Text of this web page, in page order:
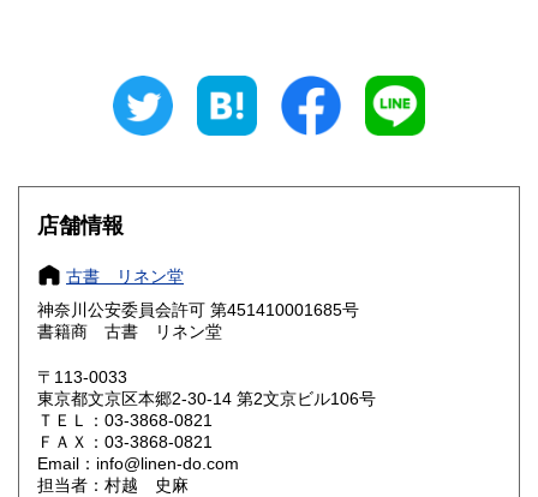
250円 三重県
大阪府
奈良県
鳥取県 250円 島根県
岡山県
山口県 250円
香川県
店舗情報
古書 リネン堂
神奈川公安委員会許可 第451410001685号
書籍商 古書 リネン堂
〒113-0033
東京都文京区本郷2‐30-14 第2文京ビル106号
ＴＥＬ：03-3868-0821
ＦＡＸ：03-3868-0821
Email：info@linen-do.com
担当者：村越 史麻